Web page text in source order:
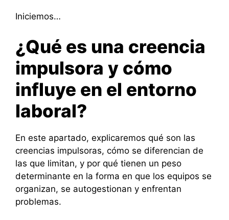
Iniciemos…
¿Qué es una creencia
impulsora y cómo
influye en el entorno
laboral?
En este apartado, explicaremos qué son las
creencias impulsoras, cómo se diferencian de
las que limitan, y por qué tienen un peso
determinante en la forma en que los equipos se
organizan, se autogestionan y enfrentan
problemas.